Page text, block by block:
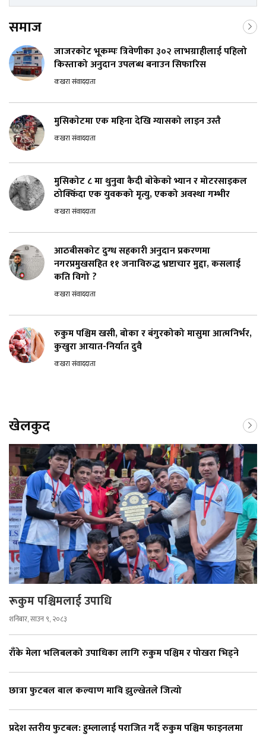
समाज
जाजरकाेट भूकम्पः त्रिवेणीका ३०२ लाभग्राहीलाई पहिलो
किस्ताको अनुदान उपलब्ध बनाउन सिफारिस
कखरा संवाददाता
मुसिकाेटमा एक महिना देखि ग्यासको लाइन उस्तै
कखरा संवाददाता
मुसिकोट ८ मा थुनुवा कैदी बाेकेकाे भ्यान र मोटरसाइकल
ठोक्किँदा एक युवकको मृत्यु, एकको अवस्था गम्भीर
कखरा संवाददाता
आठबीसकोट दुग्ध सहकारी अनुदान प्रकरणमा
नगरप्रमुखसहित ११ जनाविरुद्ध भ्रष्टाचार मुद्दा, कसलाई
कति विगो ?
कखरा संवाददाता
रुकुम पश्चिम खसी, बोका र बंगुरकोको मासुमा आत्मनिर्भर,
कुखुरा आयात-निर्यात दुवै
कखरा संवाददाता
खेलकुद
रूकुम पश्चिमलाई उपाधि
शनिबार, साउन ९, २०८३
राँके मेला भलिबलको उपाधिका लागि रुकुम पश्चिम र पोखरा भिड्ने
छात्रा फुटबल बाल कल्याण मावि झुल्खेतले जित्यो
प्रदेश स्तरीय फुटबल: हुम्लालाई पराजित गर्दै रुकुम पश्चिम फाइनलमा